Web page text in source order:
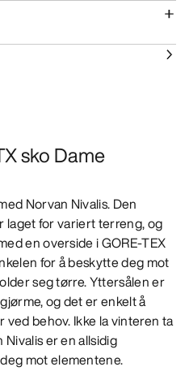
sko Dame
Norvan Nivalis. Den
laget for variert terreng, og
en overside i GORE-TEX
for å beskytte deg mot
seg tørre. Yttersålen er
og det er enkelt å
behov. Ikke la vinteren ta
er en allsidig
mot elementene.